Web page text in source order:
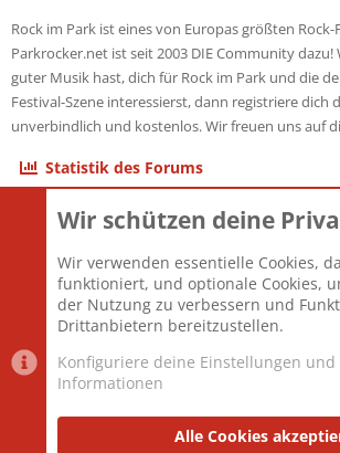
Rock im Park ist eines von Europas größten Rock-
Parkrocker.net ist seit 2003 DIE Community dazu!
guter Musik hast, dich für Rock im Park und die
Festival-Szene interessierst, dann registriere dich
unverbindlich und kostenlos. Wir freuen uns auf
Statistik des Forums
Themen
Mitglieder
Neuestes Mitglied
Datenschutzerklärung
Wir schützen deine
Wir verwenden essentielle Cookies,
funktioniert, und optionale Cookies,
der Nutzung zu verbessern und
Drittanbietern bereitzustellen.
Konfiguriere deine Einstellungen
Informationen
Alle Cookies